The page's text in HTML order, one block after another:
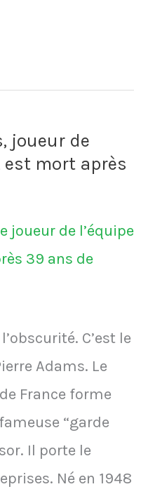
joueur de
est mort après
C’est le
Adams. Le
France forme
“garde
Il porte le
Né en 1948